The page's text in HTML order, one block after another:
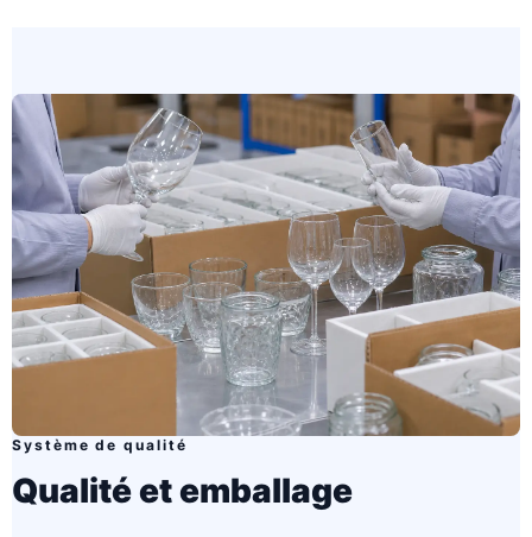
Système de qualité
Qualité et emballage